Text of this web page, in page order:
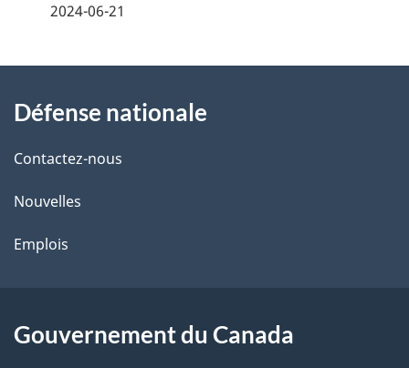
i
l
s
d
l
2024-06-21
propos
de
ce
site
Défense nationale
Contactez-nous
Nouvelles
Emplois
Gouvernement du Canada